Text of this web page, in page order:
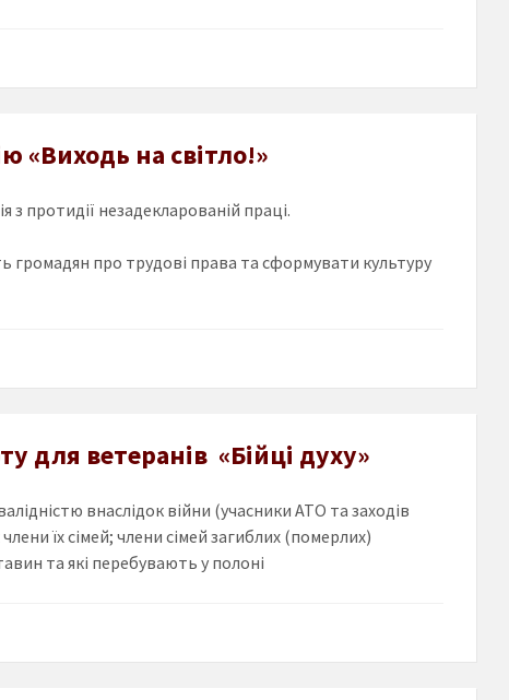
«Виходь на світло!»
протидії незадекларованій праці.
громадян про трудові права та сформувати культуру
для ветеранів «Бійці духу»
внаслідок війни (учасники АТО та заходів
їх сімей; члени сімей загиблих (померлих)
та які перебувають у полоні